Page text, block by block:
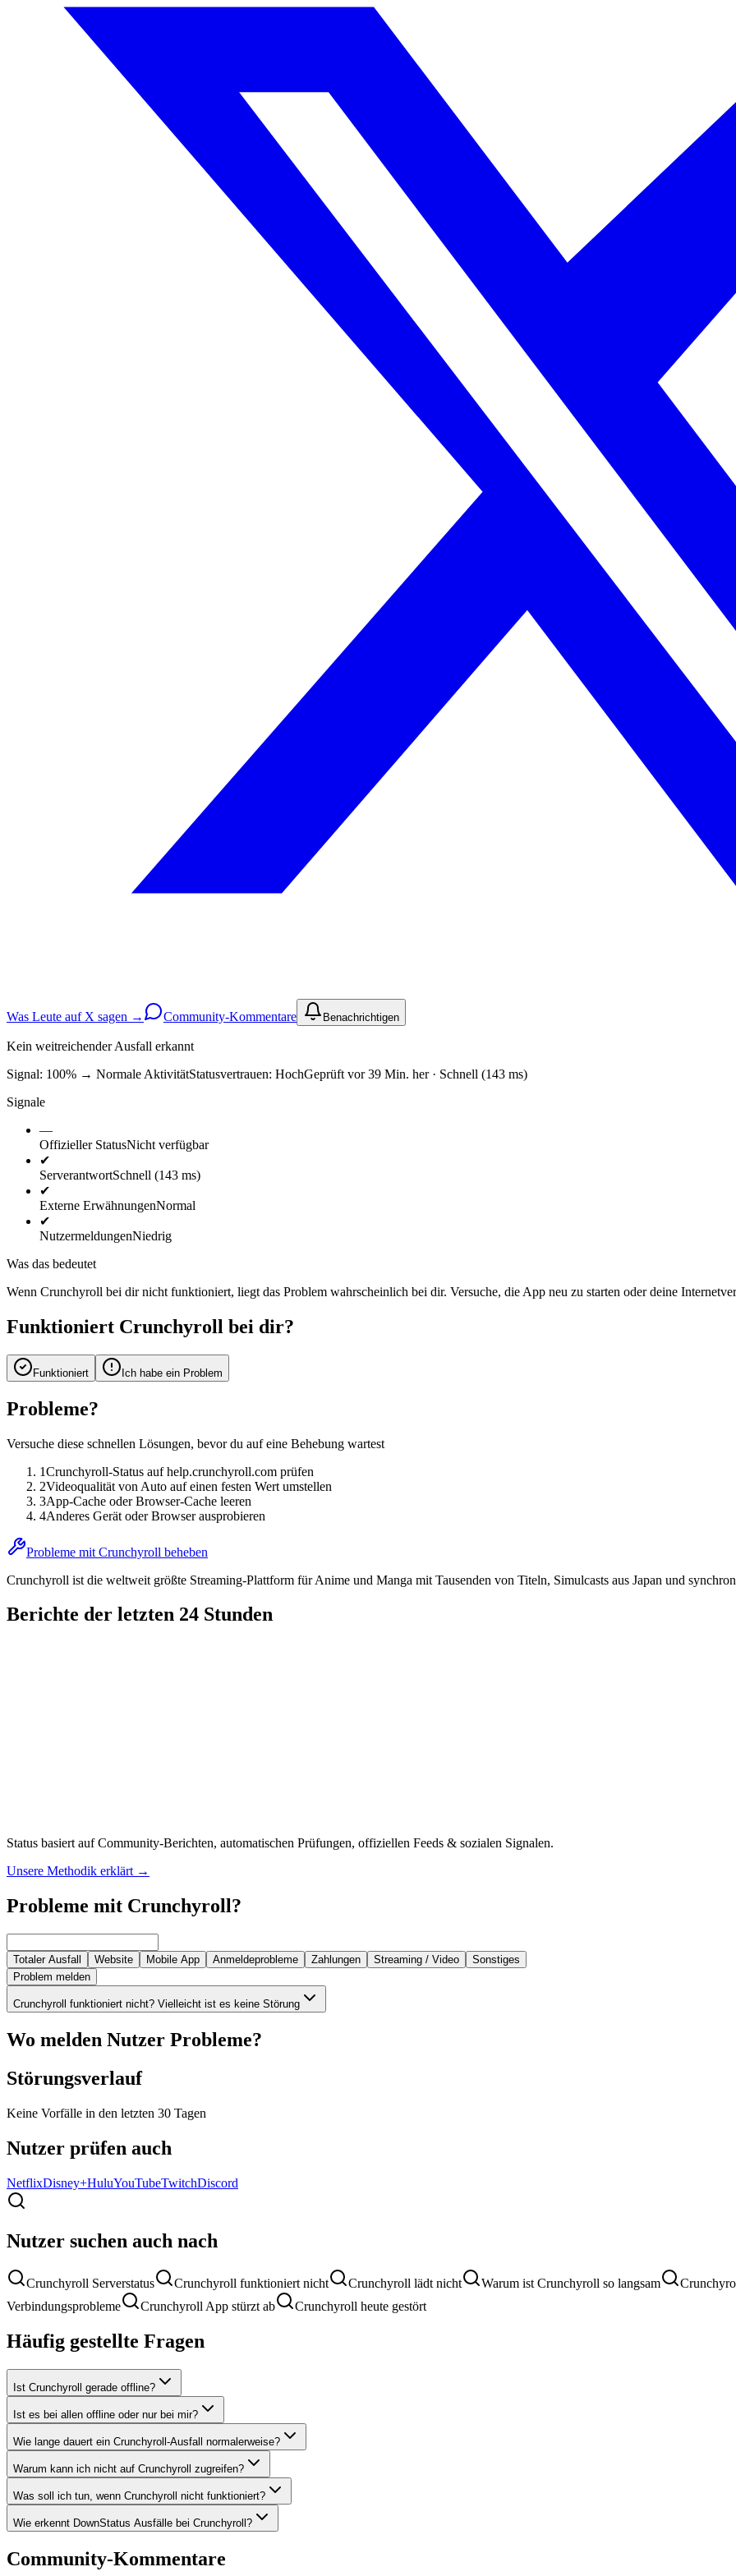
Was Leute auf X sagen → Community-Kommentare Benachrichtigen
Kein weitreichender Ausfall erkannt
Signal: 100% → Normale AktivitätStatusvertrauen: HochGeprüft vor 39 Min. her · Schnell (143 ms)
Signale
—
Offizieller StatusNicht verfügbar
✔
ServerantwortSchnell (143 ms)
✔
Externe ErwähnungenNormal
✔
NutzermeldungenNiedrig
Was das bedeutet
Wenn Crunchyroll bei dir nicht funktioniert, liegt das Problem wahrscheinlich bei dir. Versuche, die App neu zu starten oder deine
Funktioniert Crunchyroll bei dir?
Funktioniert Ich habe ein Problem
Probleme?
Versuche diese schnellen Lösungen, bevor du auf eine Behebung wartest
1Crunchyroll-Status auf help.crunchyroll.com prüfen
2Videoqualität von Auto auf einen festen Wert umstellen
3App-Cache oder Browser-Cache leeren
4Anderes Gerät oder Browser ausprobieren
Probleme mit Crunchyroll beheben
Crunchyroll ist die weltweit größte Streaming-Plattform für Anime und Manga mit Tausenden von Titeln, Simulcasts aus Japan und
Berichte der letzten 24 Stunden
Status basiert auf Community-Berichten, automatischen Prüfungen, offiziellen Feeds & sozialen Signalen.
Unsere Methodik erklärt →
Probleme mit Crunchyroll?
Totaler Ausfall Website Mobile App Anmeldeprobleme Zahlungen Streaming / Video
Sonstiges
Problem melden
Crunchyroll funktioniert nicht? Vielleicht ist es keine Störung
Wo melden Nutzer Probleme?
Störungsverlauf
Keine Vorfälle in den letzten 30 Tagen
Nutzer prüfen auch
NetflixDisney+HuluYouTubeTwitchDiscord
Nutzer suchen auch nach
Crunchyroll Serverstatus Crunchyroll funktioniert nicht Crunchyroll lädt nicht Warum ist Crunchyroll so langsam
Verbindungsprobleme
Crunchyroll App stürzt ab Crunchyroll heute gestört
Häufig gestellte Fragen
Ist Crunchyroll gerade offline?
Ist es bei allen offline oder nur bei mir?
Wie lange dauert ein Crunchyroll-Ausfall normalerweise?
Warum kann ich nicht auf Crunchyroll zugreifen?
Was soll ich tun, wenn Crunchyroll nicht funktioniert?
Wie erkennt DownStatus Ausfälle bei Crunchyroll?
Community-Kommentare